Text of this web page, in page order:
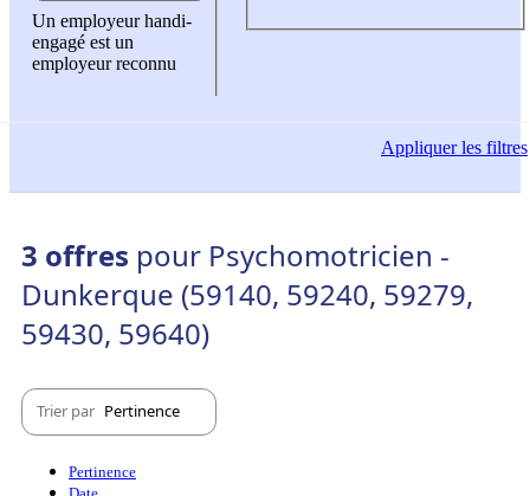
Un employeur handi-
engagé est un
employeur reconnu
Appliquerles filtres
3 offres pour Psychomotricien -
Dunkerque (59140, 59240, 59279,
59430, 59640)
Trier par Pertinence
Pertinence